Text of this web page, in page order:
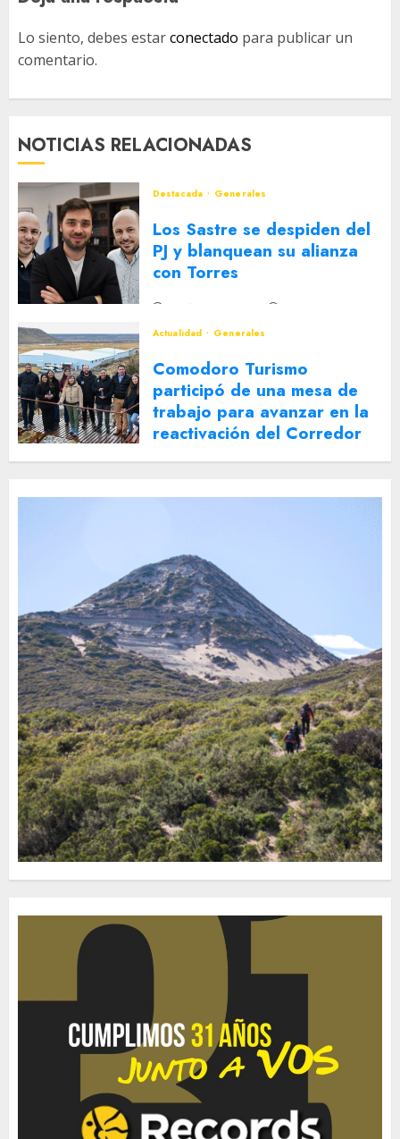
Lo siento, debes estarconectado para publicar un
comentario.
NOTICIAS RELACIONADAS
Destacada Generales
Los Sastre se despiden del
PJ y blanquean su alianza
con Torres
2 DE AGOSTO DE 2026
Actualidad
Generales
Comodoro Turismo
participó de una mesa de
trabajo para avanzar en la
reactivación del Corredor
Turístico Integrado